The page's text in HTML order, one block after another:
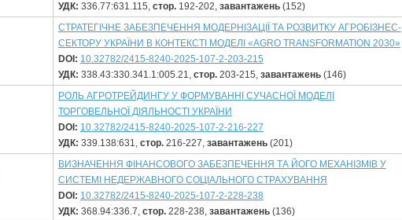
УДК: 336.77:631.115, стор.192-202, завантажень(152)
СТРАТЕГІЧНЕ ЗАБЕЗПЕЧЕННЯ МОДЕРНІЗАЦІЇ ТА РОЗВИТКУ АГРОБІЗНЕС-
СЕКТОРУ УКРАЇНИ В КОНТЕКСТІ МОДЕЛІ «AGRO TRANSFORMATION 2030»
DOI: 10.32782/2415-8240-2025-107-2-203-215
УДК: 338.43:330.341.1:005.21, стор.203-215, завантажень(146)
РОЛЬ АГРОТРЕЙДИНГУ У ФОРМУВАННІ СУЧАСНОЇ МОДЕЛІ
ТОРГОВЕЛЬНОЇ ДІЯЛЬНОСТІ УКРАЇНИ
DOI: 10.32782/2415-8240-2025-107-2-216-227
УДК: 339.138:631, стор.216-227, завантажень(201)
ВИЗНАЧЕННЯ ФІНАНСОВОГО ЗАБЕЗПЕЧЕННЯ ТА ЙОГО МЕХАНІЗМІВ У
СИСТЕМІ НЕДЕРЖАВНОГО СОЦІАЛЬНОГО СТРАХУВАННЯ
DOI: 10.32782/2415-8240-2025-107-2-228-238
УДК: 368.94:336.7, стор.228-238, завантажень(136)